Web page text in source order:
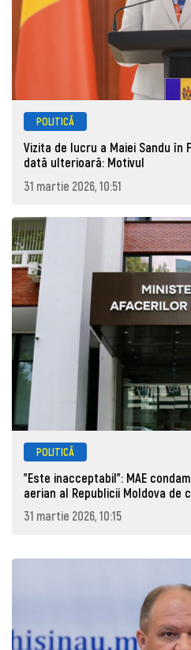
POLITICĂ
Vizita de lucru a Maiei Sandu în
dată ulterioară: Motivul
31 martie 2026, 10:51
POLITICĂ
"Este inacceptabil": MAE
aerian al Republicii Moldova de
31 martie 2026, 10:15